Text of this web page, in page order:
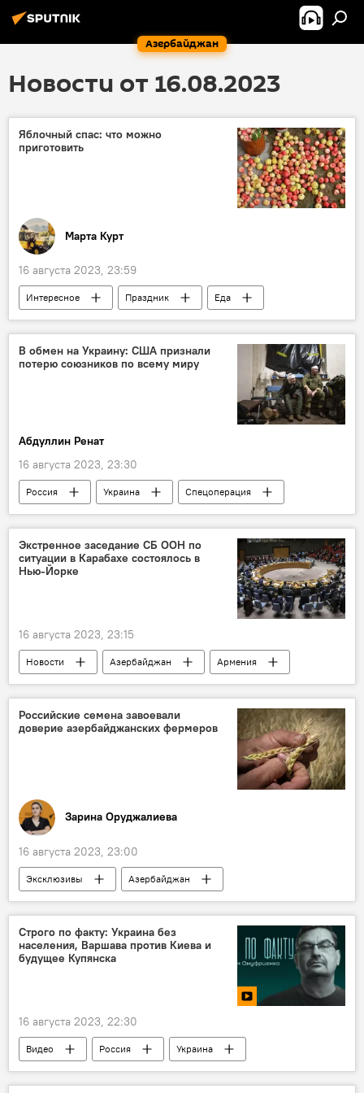
Азербайджан
Новости от 16.08.2023
Яблочный спас: что можно
приготовить
Марта Курт
16 августа 2023, 23:59
Интересное Праздник
Еда
Рецепты
Яблоки преображение
В обмен на Украину: США признали
потерю союзников по всему миру
Абдуллин Ренат
16 августа 2023, 23:30
Россия Украина
Спецоперация
США
НАТО
Страны Персидского залива
Колумнисты
Экстренное заседание СБ ООН по
ситуации в Карабахе состоялось в
Нью-Йорке
16 августа 2023, 23:15
Новости Азербайджан
Армения
Лачинская дорога
Совбез ООН
Карабах
Российские семена завоевали
доверие азербайджанских фермеров
Зарина Оруджалиева
16 августа 2023, 23:00
Эксклюзивы
Азербайджан
пшеница
Семена
Россия
Строго по факту: Украина без
населения, Варшава против Киева и
будущее Купянска
16 августа 2023, 22:30
Видео Россия
Украина
Спецоперация
Польша